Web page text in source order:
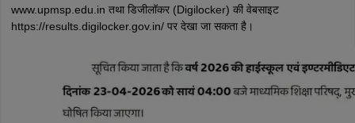
www.upmsp.edu.in तथा डिजीलॉकर (Digilocker) की वेबसाइट
https://results.digilocker.gov.in/ पर देखा जा सकता है।